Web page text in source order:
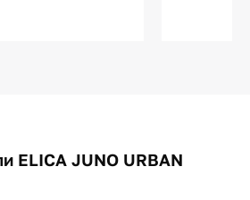
ELICA JUNO URBAN